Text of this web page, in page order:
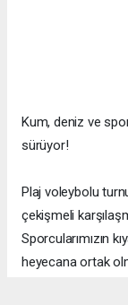
Kum, deniz ve
sürüyor!
Plaj voleybolu
çekişmeli
Sporcularımızın
heyecana ortak